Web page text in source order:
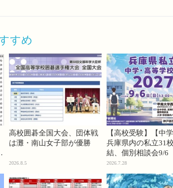
すめ
高校囲碁全国大会、団体戦
は灘・南山女子部が優勝
2026.8.5
【高校受験】【中
兵庫県内の私立31
結、個別相談会9/6
2026.7.28